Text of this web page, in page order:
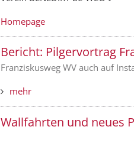
Homepage
Bericht: Pilgervortrag
Franziskusweg WV auch auf
mehr
Wallfahrten und neues